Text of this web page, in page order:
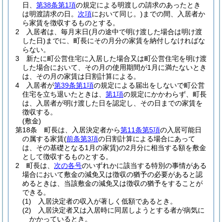
日、 第38条第1項の規定による明渡しの請求のあったとき
は明渡請求の日。 次項において同じ。) までの間、入居者か
ら家賃を徴収するものとする。
2
入居者は、毎月末日(月の途中で明け渡した場合は明け渡
した日) までに、町長にその月分の家賃を納付しなければな
らない。
3
新たに町公営住宅に入居した場合又は町公営住宅を明け渡
した場合において、その月の使用期間が1月に満たないとき
は、その月の家賃は日割計算による。
4
入居者が第39条第1項の規定による届出をしないで町公営
住宅を立ち退いたときは、 第1項の規定にかかわらず、町長
は、入居者が明け渡した日を認定し、その日までの家賃を
徴収する。
(敷金)
第18条
町長は、入居決定者から第11条第5項の入居可能日
の属する家賃(前条第3項の日割計算による場合にあって
は、その基礎となる1月の家賃)の2月分に相当する額を敷金
として徴収するものとする。
2
町長は、 次の各号のいずれかに該当する特別の事情がある
場合において敷金の減免又は徴収の猶予の必要があると認
めるときは、当該敷金の減免又は徴収の猶予をすることが
できる。
(1)
入居決定者の収入が著しく低額であるとき。
(2)
入居決定者又は入居時に同居しようとする者が病気に
かかっているとき。